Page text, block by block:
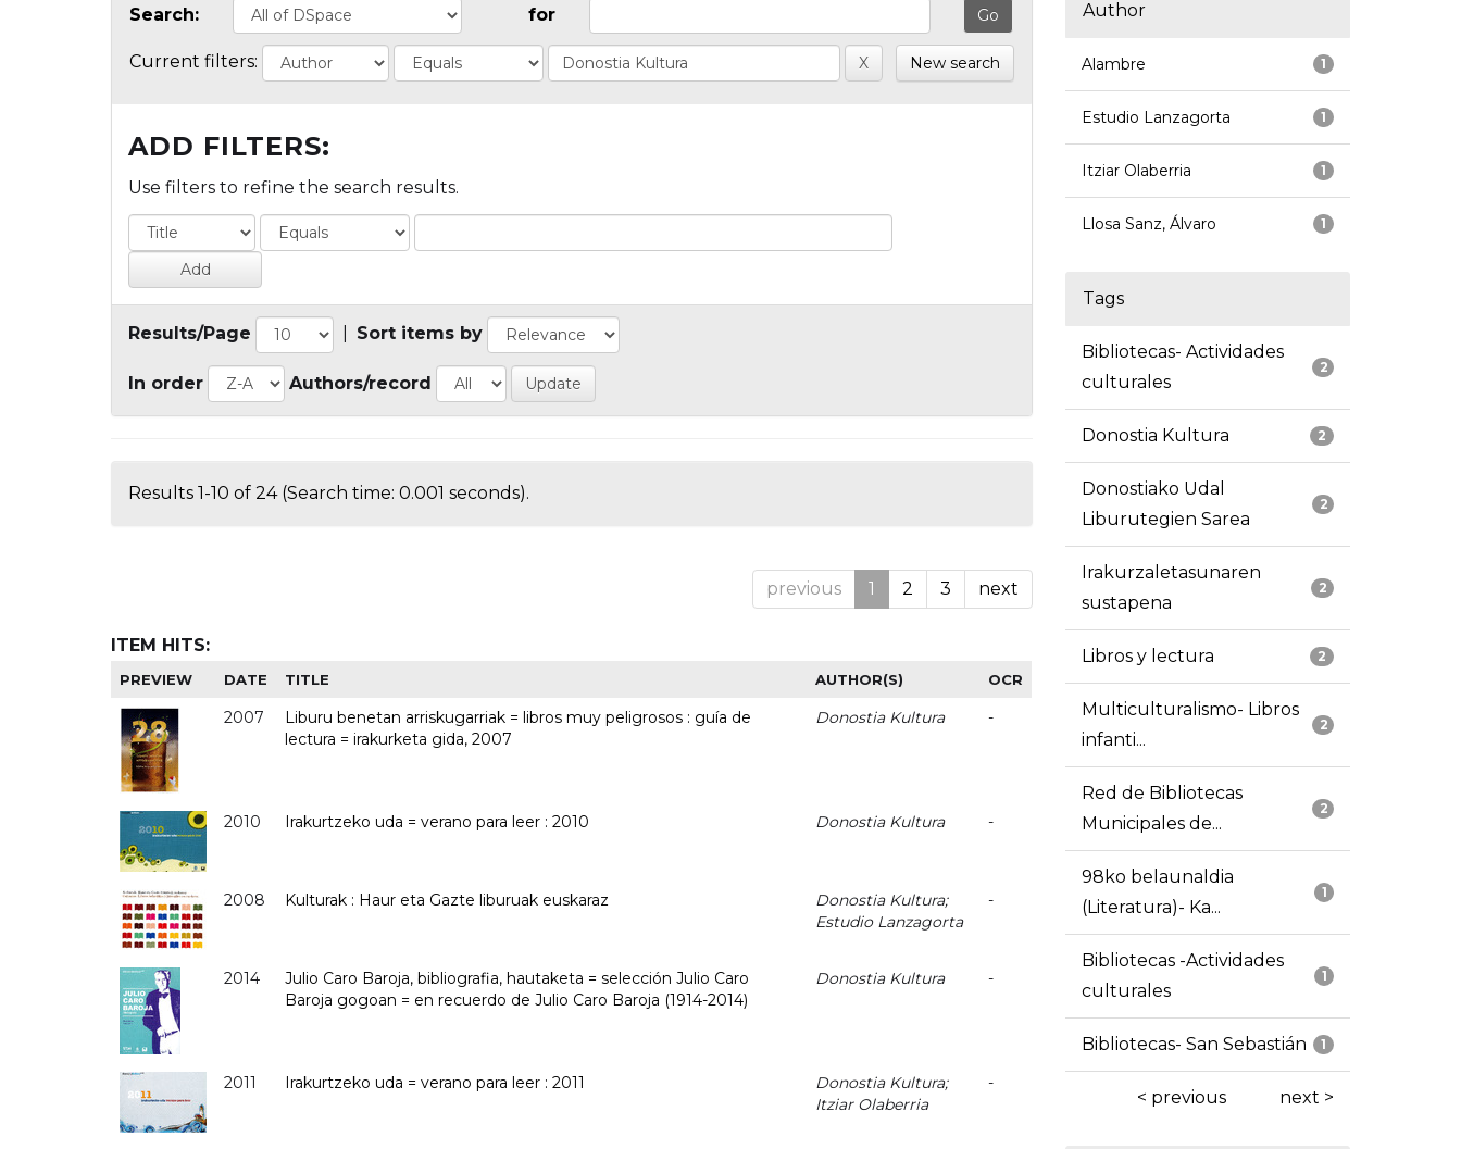
Search: for
Current filters: New search
ADD FILTERS:
Use filters to refine the search results.
Results/Page Sort items by
In order Authors/record
Results 1-10 of 24 (Search time: 0.001 seconds).
previous 1 2 3 next
ITEM HITS:
PREVIEW DATE TITLE AUTHOR(S) OCR
2007
Liburu benetan arriskugarriak = libros muy peligrosos : guía de
lectura = irakurketa gida, 2007
Donostia Kultura -
2010 Irakurtzeko uda = verano para leer : 2010 Donostia Kultura -
2008 Kulturak : Haur eta Gazte liburuak euskaraz
Donostia Kultura;
Estudio Lanzagorta
-
2014
Julio Caro Baroja, bibliografia, hautaketa = selección Julio Caro
Baroja gogoan = en recuerdo de Julio Caro Baroja (1914-2014)
Donostia Kultura -
2011 Irakurtzeko uda = verano para leer : 2011
Donostia Kultura;
Itziar Olaberria
-
Author
1
Alambre
1
Estudio Lanzagorta
1
Itziar Olaberria
1
Llosa Sanz, Álvaro
Tags
2
Bibliotecas- Actividades
culturales
2
Donostia Kultura
2
Donostiako Udal
Liburutegien Sarea
2
Irakurzaletasunaren
sustapena
2
Libros y lectura
2
Multiculturalismo- Libros
infanti...
2
Red de Bibliotecas
Municipales de...
1
98ko belaunaldia
(Literatura)- Ka...
1
Bibliotecas -Actividades
culturales
1
Bibliotecas- San Sebastián
< previous next >